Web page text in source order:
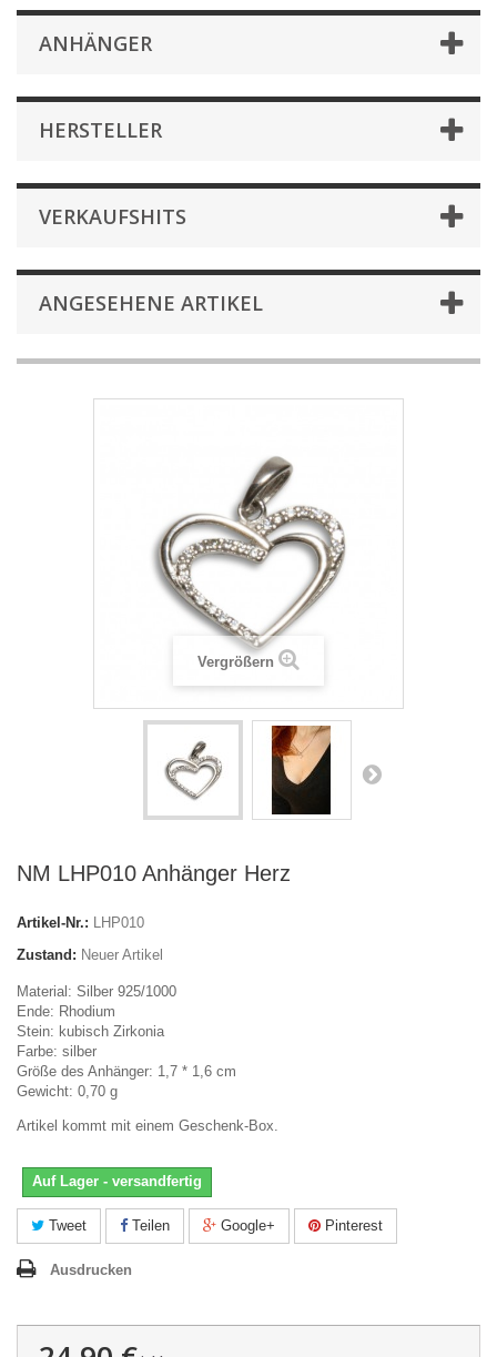
ANHÄNGER
HERSTELLER
VERKAUFSHITS
ANGESEHENE ARTIKEL
Vergrößern
NM LHP010 Anhänger Herz
Artikel-Nr.: LHP010
Zustand: Neuer Artikel
Material: Silber 925/1000
Ende: Rhodium
Stein: kubisch Zirkonia
Farbe: silber
Größe des Anhänger: 1,7 * 1,6 cm
Gewicht: 0,70 g
Artikel kommt mit einem Geschenk-Box.
Auf Lager - versandfertig
Tweet Teilen Google+ Pinterest
Ausdrucken